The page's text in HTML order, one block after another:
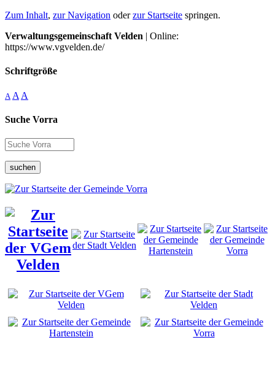
Zum Inhalt, zur Navigation oderzur Startseite springen.
Verwaltungsgemeinschaft Velden | Online:
https://www.vgvelden.de/
Schriftgröße
A A A
Suche Vorra
suchen